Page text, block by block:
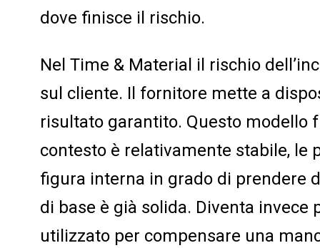
dove finisce il rischio.
Nel Time & Material il rischio
sul cliente. Il fornitore mette a
risultato garantito. Questo modello
contesto è relativamente stabile, le
figura interna in grado di prendere
di base è già solida. Diventa
utilizzato per compensare una